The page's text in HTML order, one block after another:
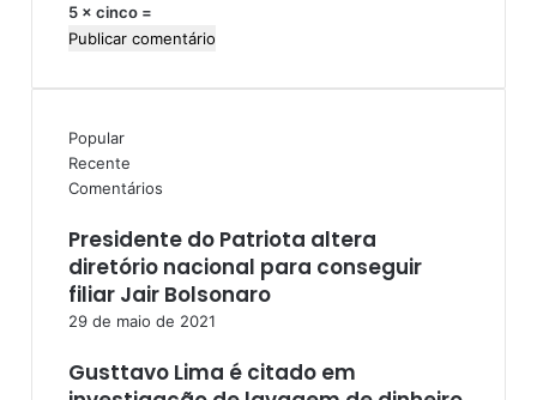
5 × cinco =
Popular
Recente
Comentários
Presidente do Patriota altera
diretório nacional para conseguir
filiar Jair Bolsonaro
29 de maio de 2021
Gusttavo Lima é citado em